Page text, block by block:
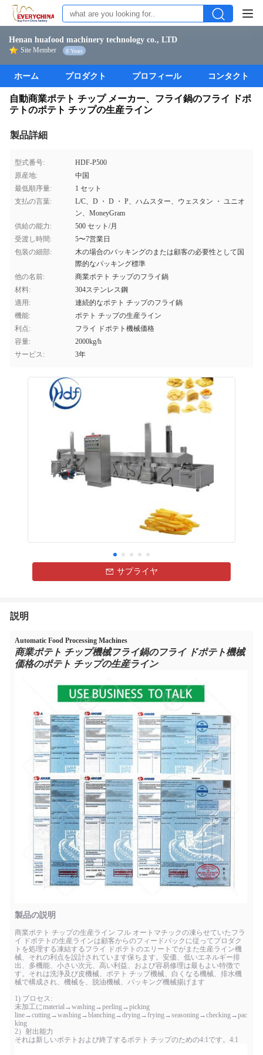
Henan huafood machinery technology co., LTD
Site Member 8 Years
ホーム プロダクト プロフィール コンタクト
自動商業ポテト チップ メーカー、フライ鍋のフライ ドポ
テトのポテト チップの生産ライン
製品詳細
型式番号:
HDF-P500
原産地:
中国
最低順序量:
1 セット
支払の言葉:
L/C、D ・ D ・ P、ハムスター、ウェスタン ・ ユニオ
ン、MoneyGram
供給の能力:
500 セット/月
受渡し時間:
5〜7営業日
包装の細部:
木の場合のパッキングのまたは顧客の必要性として国
際的なパッキング標準
他の名前:
商業ポテト チップのフライ鍋
材料:
304ステンレス鋼
適用:
連続的なポテト チップのフライ鍋
機能:
ポテト チップの生産ライン
利点:
フライ ドポテト機械価格
容量:
2000kg/h
サービス:
3年
サプライヤ
説明
Automatic Food Processing Machines
商業ポテト チップ機械フライ鍋のフライ ドポテト機械
価格のポテト チップの生産ライン
製品の説明
商業ポテト チップの生産ライン フル オートマチックの凍らせていたフラ
イ ドポテトの生産ラインは顧客からのフィードバックに従ってプロダク
トを処理する凍結するフライ ドポテトのエリートでがまた生産ライン機
械、それの利点を設計されています保ちます。安価、低いエネルギー排
出、多機能、小さい次元、高い利益、および容易修理は最もよい特徴で
す。それは洗浄及び皮機械、ポテト チップ機械、白くなる機械、排水機
械で構成され、機械を、脱油機械、パッキング機械揚げます
1) プロセス:
未加工にmaterial→washing→peeling→picking
line→cutting→washing→blanching→drying→frying→seasoning→checking→pac
king
2）射出能力
それは新しいポテトおよび終了するポテト チップのための4:1です。4:1